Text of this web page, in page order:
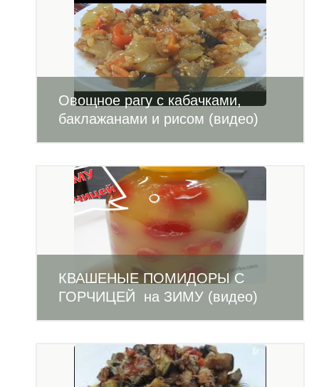
Овощное рагу с кабачками,
баклажанами и рисом (видео)
КВАШЕНЫЕ ПОМИДОРЫ С
ГОРЧИЦЕЙ на ЗИМУ (видео)